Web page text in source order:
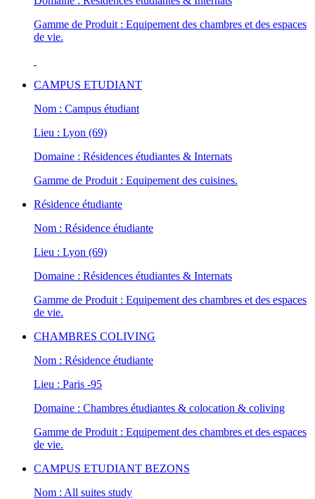
Gamme de Produit : Equipement des chambres et des espaces
de vie.
CAMPUS ETUDIANT
Nom : Campus étudiant
Lieu : Lyon (69)
Domaine : Résidences étudiantes & Internats
Gamme de Produit : Equipement des cuisines.
Résidence étudiante
Nom : Résidence étudiante
Lieu : Lyon (69)
Domaine : Résidences étudiantes & Internats
Gamme de Produit : Equipement des chambres et des espaces
de vie.
CHAMBRES COLIVING
Nom : Résidence étudiante
Lieu : Paris -95
Domaine : Chambres étudiantes & colocation & coliving
Gamme de Produit : Equipement des chambres et des espaces
de vie.
CAMPUS ETUDIANT BEZONS
Nom : All suites study